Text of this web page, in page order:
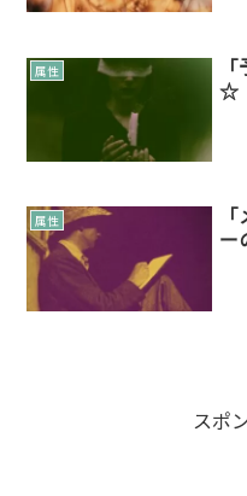
属性
☆
属性
ー
スポ